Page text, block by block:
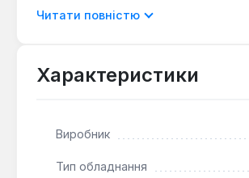
Компактні розміри:
палива. Завдяки своїй
комерційних об'єктах та інших
Читати повністю
Характеристики
Виробник
Тип обладнання